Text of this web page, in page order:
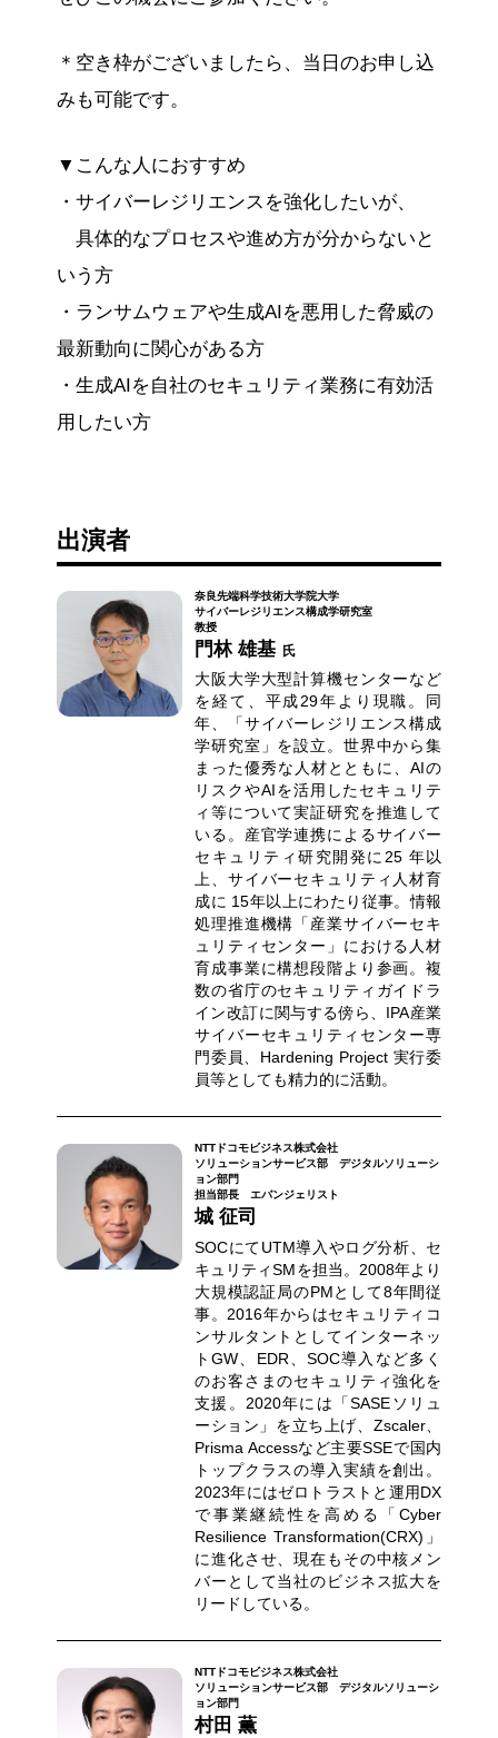
＊空き枠がございましたら、当日のお申し込
みも可能です。
▼こんな人におすすめ
・サイバーレジリエンスを強化したいが、
具体的なプロセスや進め方が分からないと
いう方
・ランサムウェアや生成AIを悪用した脅威の
最新動向に関心がある方
・生成AIを自社のセキュリティ業務に有効活
用したい方
出演者
奈良先端科学技術大学院大学
サイバーレジリエンス構成学研究室
教授
門林 雄基 氏
大阪大学大型計算機センターなど
を経て、平成29年より現職。同
年、「サイバーレジリエンス構成
学研究室」を設立。世界中から集
まった優秀な人材とともに、AIの
リスクやAIを活用したセキュリテ
ィ等について実証研究を推進して
いる。産官学連携によるサイバー
セキュリティ研究開発に25 年以
上、サイバーセキュリティ人材育
成に 15年以上にわたり従事。情報
処理推進機構「産業サイバーセキ
ュリティセンター」における人材
育成事業に構想段階より参画。複
数の省庁のセキュリティガイドラ
イン改訂に関与する傍ら、IPA産業
サイバーセキュリティセンター専
門委員、Hardening Project 実行委
員等としても精力的に活動。
NTTドコモビジネス株式会社
ソリューションサービス部 デジタルソリューシ
ョン部門
担当部長 エバンジェリスト
城 征司
SOCにてUTM導入やログ分析、セ
キュリティSMを担当。2008年より
大規模認証局のPMとして8年間従
事。2016年からはセキュリティコ
ンサルタントとしてインターネッ
トGW、EDR、SOC導入など多く
のお客さまのセキュリティ強化を
支援。2020年には「SASEソリュ
ーション」を立ち上げ、Zscaler、
Prisma Accessなど主要SSEで国内
トップクラスの導入実績を創出。
2023年にはゼロトラストと運用DX
で事業継続性を高める「Cyber
Resilience Transformation(CRX)」
に進化させ、現在もその中核メン
バーとして当社のビジネス拡大を
リードしている。
NTTドコモビジネス株式会社
ソリューションサービス部 デジタルソリューシ
ョン部門
村田 薫